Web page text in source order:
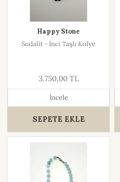
Happy Stone
Sodalit - İnci Taşlı Kolye
3.750,00 TL
İncele
SEPETE EKLE